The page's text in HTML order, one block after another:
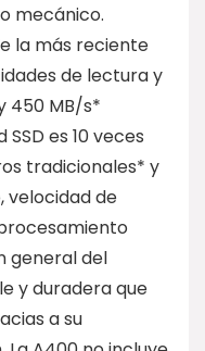
mecánico.
la más reciente
de lectura y
450 MB/s*
es 10 veces
tradicionales* y
velocidad de
general del
y duradera que
a su